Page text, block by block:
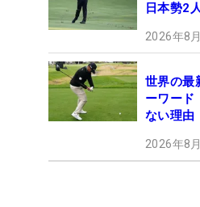
日本勢2
2026年8
世界の最
ーワード
ない理由
2026年8